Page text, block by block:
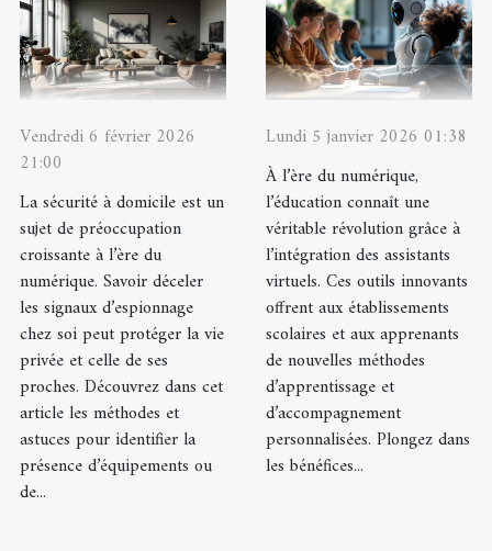
Vendredi 6 février 2026
21:00
La sécurité à domicile est un
sujet de préoccupation
croissante à l’ère du
numérique. Savoir déceler
les signaux d’espionnage
chez soi peut protéger la vie
privée et celle de ses
proches. Découvrez dans cet
article les méthodes et
astuces pour identifier la
présence d’équipements ou
de...
Lundi 5 janvier 2026 01:38
À l’ère du numérique,
l’éducation connaît une
véritable révolution grâce à
l’intégration des assistants
virtuels. Ces outils innovants
offrent aux établissements
scolaires et aux apprenants
de nouvelles méthodes
d’apprentissage et
d’accompagnement
personnalisées. Plongez dans
les bénéfices...